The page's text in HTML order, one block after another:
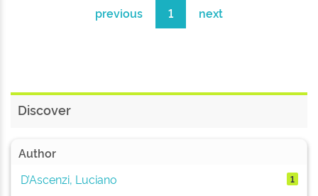
previous 1 next
Discover
Author
D’Ascenzi, Luciano
1